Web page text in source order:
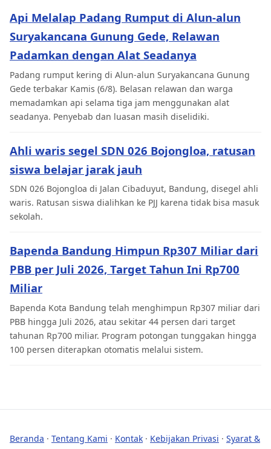
Api Melalap Padang Rumput di Alun-alun
Suryakancana Gunung Gede, Relawan
Padamkan dengan Alat Seadanya
Padang rumput kering di Alun-alun Suryakancana Gunung
Gede terbakar Kamis (6/8). Belasan relawan dan warga
memadamkan api selama tiga jam menggunakan alat
seadanya. Penyebab dan luasan masih diselidiki.
Ahli waris segel SDN 026 Bojongloa, ratusan
siswa belajar jarak jauh
SDN 026 Bojongloa di Jalan Cibaduyut, Bandung, disegel ahli
waris. Ratusan siswa dialihkan ke PJJ karena tidak bisa masuk
sekolah.
Bapenda Bandung Himpun Rp307 Miliar dari
PBB per Juli 2026, Target Tahun Ini Rp700
Miliar
Bapenda Kota Bandung telah menghimpun Rp307 miliar dari
PBB hingga Juli 2026, atau sekitar 44 persen dari target
tahunan Rp700 miliar. Program potongan tunggakan hingga
100 persen diterapkan otomatis melalui sistem.
Beranda · Tentang Kami · Kontak · Kebijakan Privasi · Syarat &